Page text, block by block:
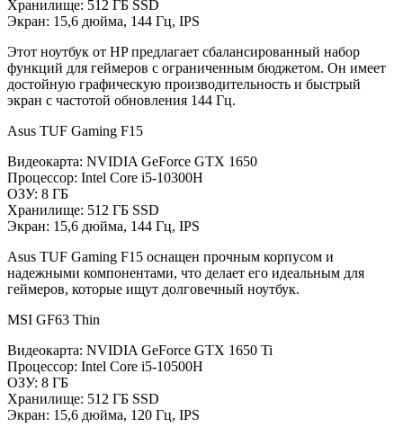
Хранилище: 512 ГБ SSD
Экран: 15,6 дюйма, 144 Гц, IPS
Этот ноутбук от HP предлагает сбалансированный набор
функций для геймеров с ограниченным бюджетом. Он имеет
достойную графическую производительность и быстрый
экран с частотой обновления 144 Гц.
Asus TUF Gaming F15
Видеокарта: NVIDIA GeForce GTX 1650
Процессор: Intel Core i5-10300H
ОЗУ: 8 ГБ
Хранилище: 512 ГБ SSD
Экран: 15,6 дюйма, 144 Гц, IPS
Asus TUF Gaming F15 оснащен прочным корпусом и
надежными компонентами, что делает его идеальным для
геймеров, которые ищут долговечный ноутбук.
MSI GF63 Thin
Видеокарта: NVIDIA GeForce GTX 1650 Ti
Процессор: Intel Core i5-10500H
ОЗУ: 8 ГБ
Хранилище: 512 ГБ SSD
Экран: 15,6 дюйма, 120 Гц, IPS